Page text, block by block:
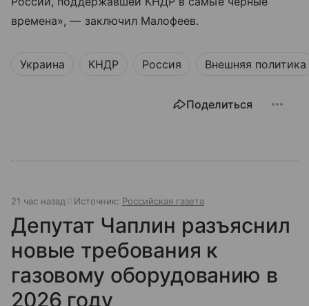
времена», — заключил Малофеев.
Украина КНДР Россия Внешняя политика
Поделиться
21 час назад Источник: Российская газета
Депутат Чаплин разъяснил
новые требования к
газовому оборудованию в
2026 году